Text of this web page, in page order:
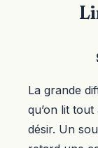
La grande
qu’on lit
désir. Un